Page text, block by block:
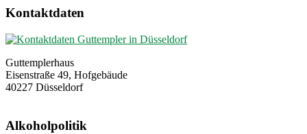
Kontaktdaten
Guttemplerhaus
Eisenstraße 49, Hofgebäude
40227 Düsseldorf
Alkoholpolitik